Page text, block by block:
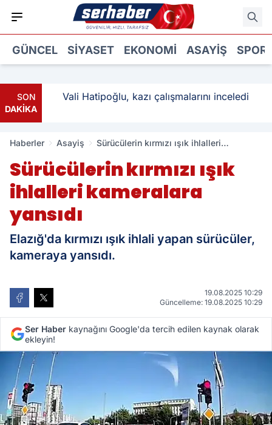
GÜNCEL SIYASET EKONOMI ASAYIŞ SPOR
SON
DAKİKA
Vali Hatipoğlu, kazı çalışmalarını inceledi
Haberler Asayiş
Sürücülerin kırmızı ışık ihlalleri
Sürücülerin kırmızı ışık
ihlalleri kameralara
yansıdı
Elazığ'da kırmızı ışık ihlali yapan sürücüler,
kameraya yansıdı.
19.08.2025 10:29
Güncelleme: 19.08.2025 10:29
Ser Haber kaynağını Google'da tercih edilen kaynak olarak
ekleyin!